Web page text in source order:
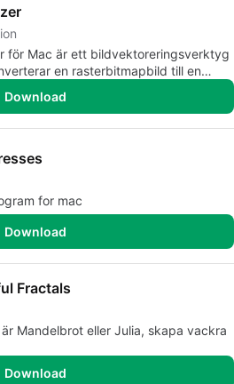
för Mac är ett bildvektoreringsverktyg
en rasterbitmapbild till en
Download
for mac
Download
Fractals
Mandelbrot eller Julia, skapa vackra
Download